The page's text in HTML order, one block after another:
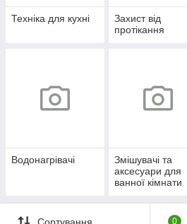
Техніка для кухні
Захист від
протікання
Водонагрівачі
Змішувачі та
аксесуари для
ванної кімнати
Сортування 0